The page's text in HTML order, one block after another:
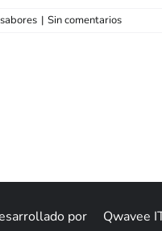
| Sin comentarios
por Qwavee